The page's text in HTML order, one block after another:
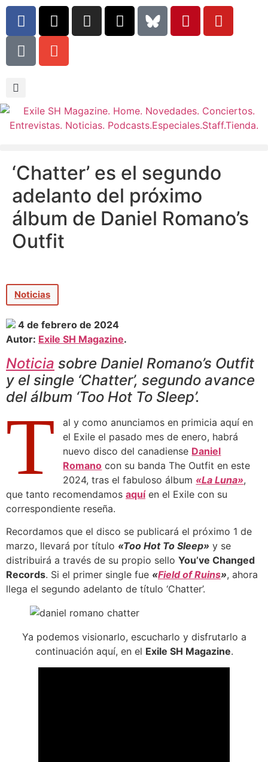
‘Chatter’ es el segundo
adelanto del próximo
álbum de Daniel Romano’s
Outfit
Noticias
4 de febrero de 2024
Autor: Exile SH Magazine.
Noticia sobre Daniel Romano’s Outfit
y el single ‘Chatter’, segundo avance
del álbum ‘Too Hot To Sleep’.
T
al y como anunciamos en primicia aquí en
el Exile el pasado mes de enero, habrá
nuevo disco del canadiense Daniel
Romano con su banda The Outfit en este
2024, tras el fabuloso álbum «La Luna»,
que tanto recomendamos aquíen el Exile con su
correspondiente reseña.
Recordamos que el disco se publicará el próximo 1 de
marzo, llevará por título «Too Hot To Sleep» y se
distribuirá a través de su propio sello You’ve Changed
Records. Si el primer single fue «Field ofRuins», ahora
llega el segundo adelanto de título ‘Chatter’.
Ya podemos visionarlo, escucharlo y disfrutarlo a
continuación aquí, en el Exile SH Magazine.